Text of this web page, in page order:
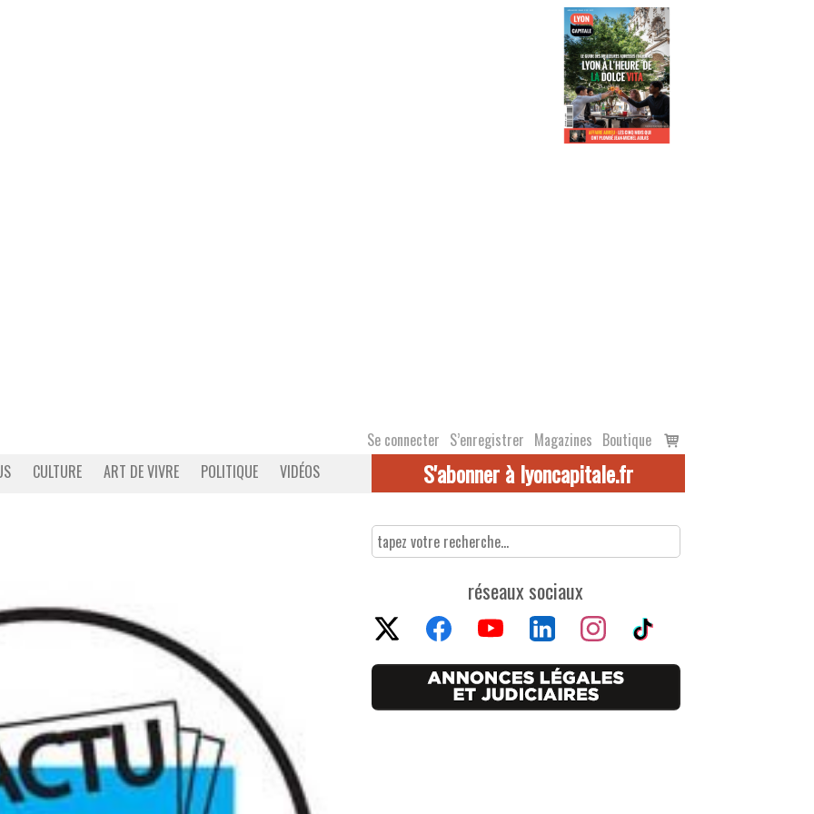
Se connecter S’enregistrer Magazines Boutique
Voir
le
CULTURE ART DE VIVRE POLITIQUE VIDÉOS S'abonner à lyoncapitale.fr
réseaux sociaux